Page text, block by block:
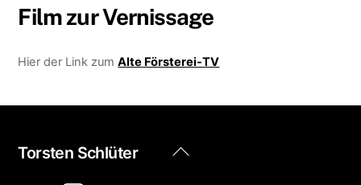
Film zur Vernissage
Hier der Link zumAlte Försterei-TV
Back
Torsten Schlüter